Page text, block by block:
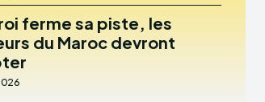
ferme sa piste, les
du Maroc devront